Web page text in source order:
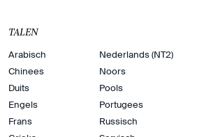
TALEN
Arabisch
Chinees
Duits
Engels
Frans
Nederlands (NT2)
Noors
Pools
Portugees
Russisch